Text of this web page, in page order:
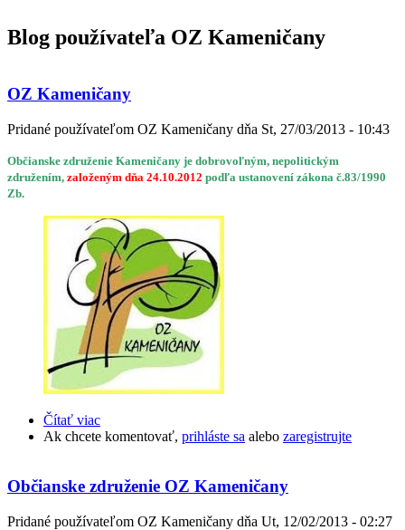
Blog používateľa OZ Kameničany
OZ Kameničany
Pridané používateľom OZ Kameničany dňa St, 27/03/2013 - 10:43
Občianske združenie Kameničany je dobrovoľným, nepolitickým
združením, založeným dňa 24.10.2012 podľa ustanovení zákona č.83/1990
Zb.
Čítať viac
Ak chcete komentovať, prihláste sa alebo zaregistrujte
Občianske združenie OZ Kameničany
Pridané používateľom OZ Kameničany dňa Ut, 12/02/2013 - 02:27